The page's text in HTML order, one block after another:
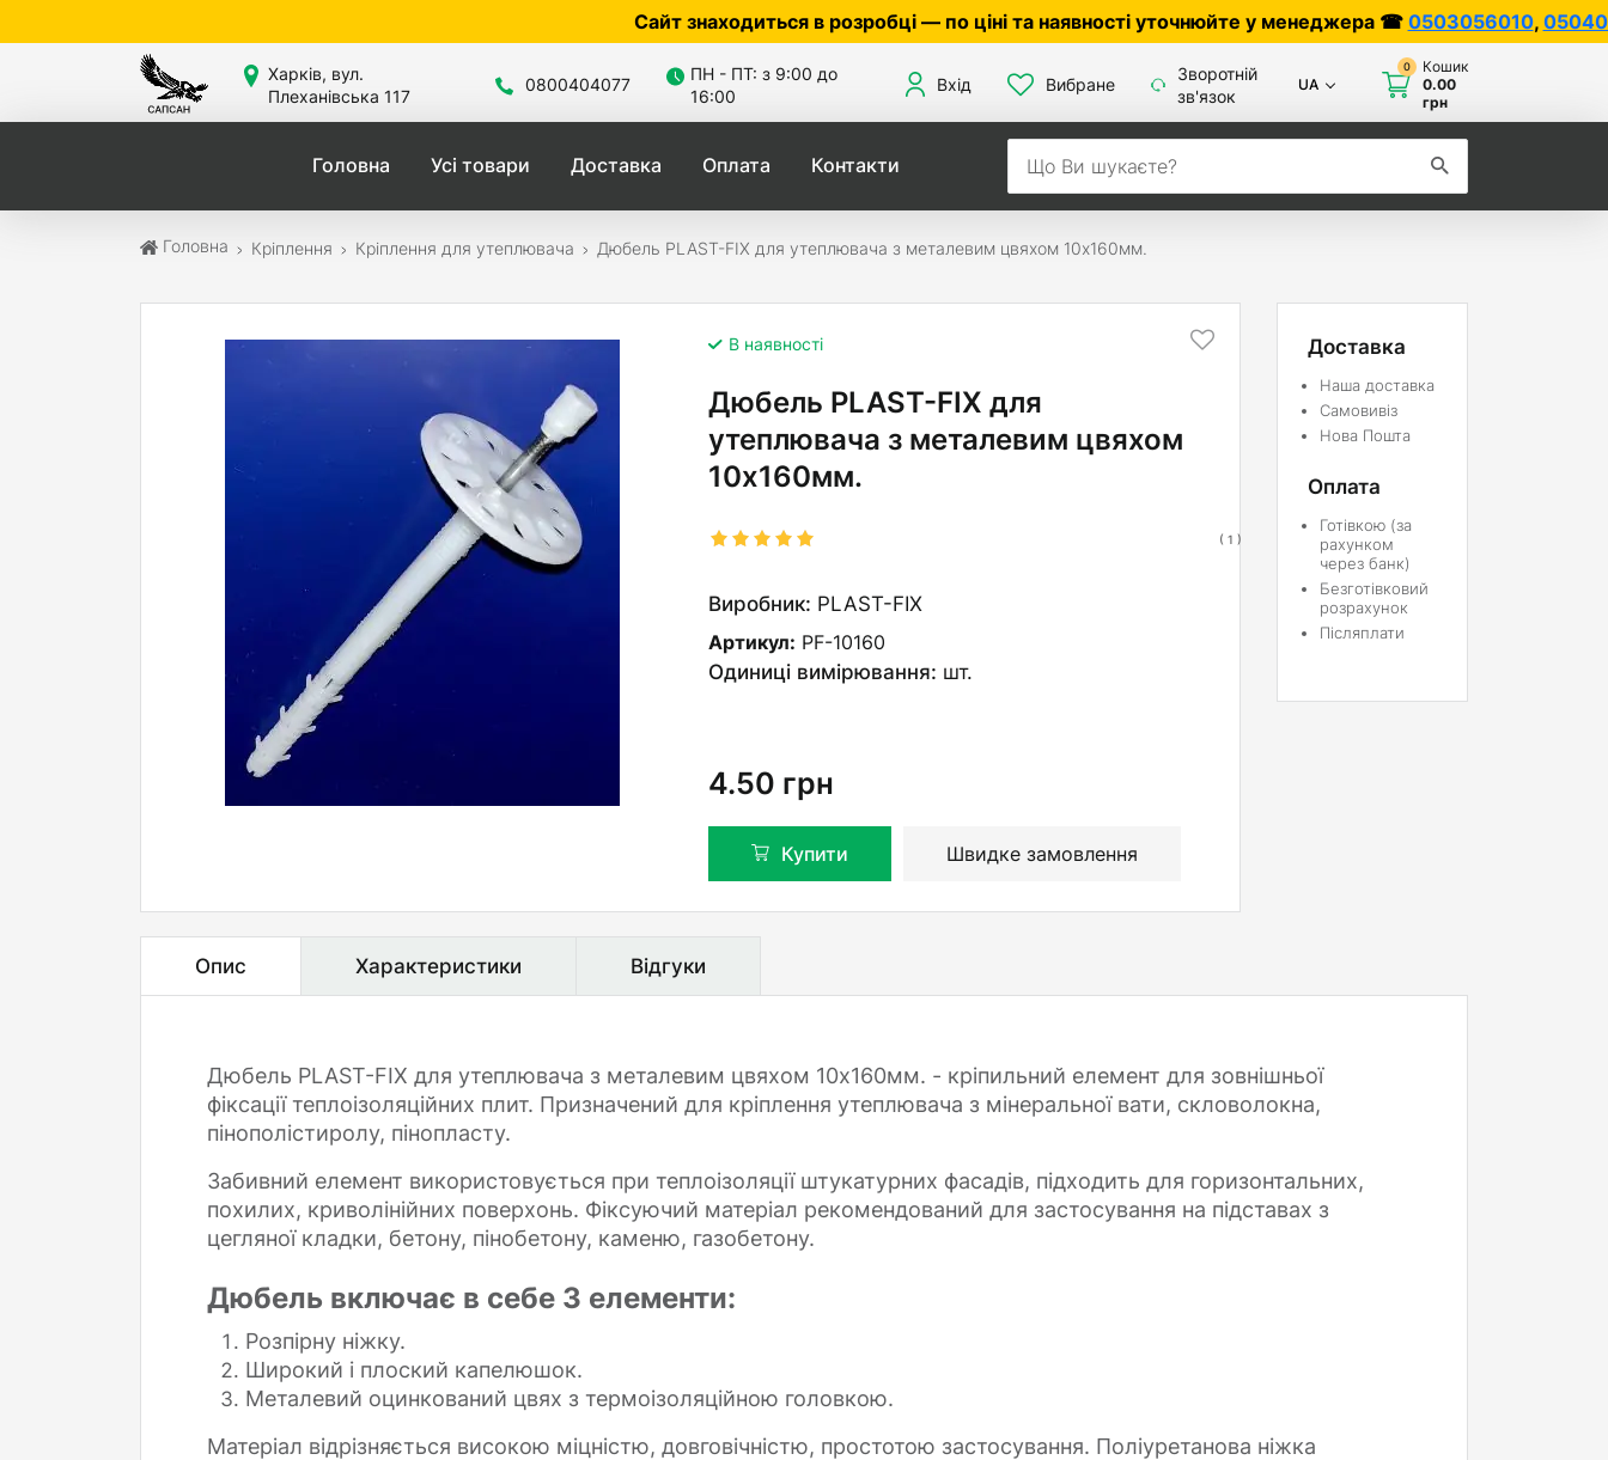
Сайт знаходиться в розробці — по ціні та наявності уточнюйте у менеджера ☎0503056010,0504042070
Харків, вул.
Плеханівська 117
0800404077
ПН - ПТ: з 9:00 до
16:00
Вхід Вибране
Зворотній
зв'язок
UA
0
Кошик
0.00
грн
Головна Усі товари Доставка Оплата Контакти
Головна Кріплення Кріплення для утеплювача Дюбель PLAST-FIX для утеплювача з металевим цвяхом 10х160мм.
В наявності
Дюбель PLAST-FIX для
утеплювача з металевим цвяхом
10х160мм.
( 1 )
Виробник: PLAST-FIX
Артикул: PF-10160
Одиниці вимірювання: шт.
4.50 грн
Купити Швидке замовлення
Доставка
Наша доставка
Самовивіз
Нова Пошта
Оплата
Готівкою (за
рахунком
через банк)
Безготівковий
розрахунок
Післяплати
Опис Характеристики Відгуки
Дюбель PLAST-FIX для утеплювача з металевим цвяхом 10х160мм. - кріпильний елемент для зовнішньої
фіксації теплоізоляційних плит. Призначений для кріплення утеплювача з мінеральної вати, скловолокна,
пінополістиролу, пінопласту.
Забивний елемент використовується при теплоізоляції штукатурних фасадів, підходить для горизонтальних,
похилих, криволінійних поверхонь. Фіксуючий матеріал рекомендований для застосування на підставах з
цегляної кладки, бетону, пінобетону, каменю, газобетону.
Дюбель включає в себе 3 елементи:
Розпірну ніжку.
Широкий і плоский капелюшок.
Металевий оцинкований цвях з термоізоляційною головкою.
Матеріал відрізняється високою міцністю, довговічністю, простотою застосування. Поліуретанова ніжка